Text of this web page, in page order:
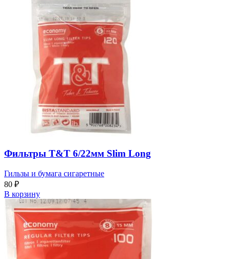
Фильтры T&T 6/22мм Slim Long
Гильзы и бумага сигаретные
80 ₽
В корзину